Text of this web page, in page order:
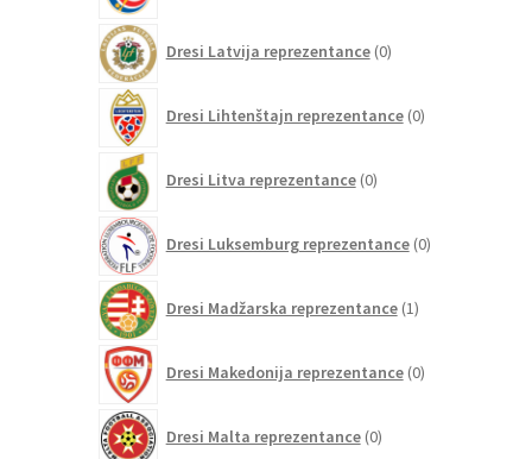
Dresi Latvija reprezentance 0izdelkov
Dresi Lihtenštajn reprezentance 0izdelkov
Dresi Litva reprezentance 0izdelkov
Dresi Luksemburg reprezentance 0izdelkov
Dresi Madžarska reprezentance 1izdelek
Dresi Makedonija reprezentance 0izdelkov
Dresi Malta reprezentance 0izdelkov